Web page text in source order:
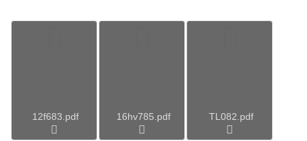
12f683.pdf 16hv785.pdf TL082.pdf